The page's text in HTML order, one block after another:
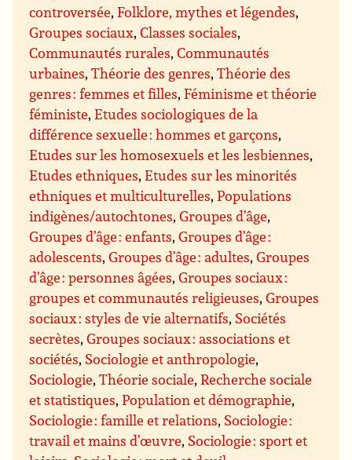
controversée,Folklore, mythes et légendes,
Groupes sociaux,Classes sociales,
Communautés rurales,Communautés
urbaines,Théorie des genres,Théorie des
genres : femmes et filles,Féminisme et théorie
féministe,Etudes sociologiques de la
différence sexuelle : hommes et garçons,
Etudes sur les homosexuels et les lesbiennes,
Etudes ethniques,Etudes sur les minorités
ethniques et multiculturelles,Populations
indigènes/autochtones,Groupes d’âge,
Groupes d’âge : enfants,Groupes d’âge :
adolescents,Groupes d’âge : adultes,Groupes
d’âge : personnes âgées,Groupes sociaux :
groupes et communautés religieuses,Groupes
sociaux : styles de vie alternatifs, Sociétés
secrètes,Groupes sociaux : associations et
sociétés, Sociologie et anthropologie,
Sociologie,Théorie sociale,Recherche sociale
et statistiques,Population et démographie,
Sociologie : famille et relations, Sociologie :
travail et mains d’œuvre, Sociologie : sport et